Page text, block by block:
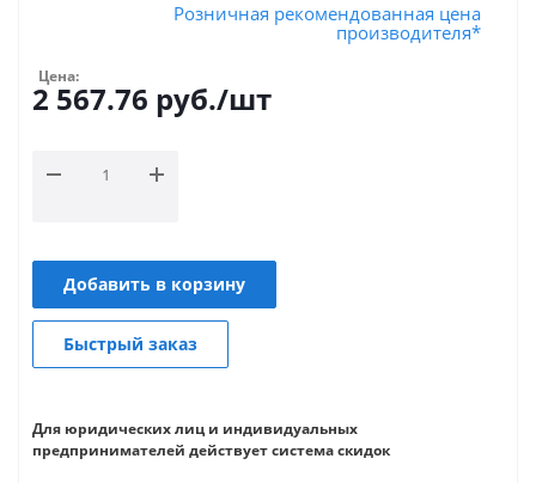
Розничная рекомендованная цена
производителя*
Цена:
2 567.76 руб./шт
Добавить в корзину
Быстрый заказ
Для юридических лиц и индивидуальных
предпринимателей действует система скидок